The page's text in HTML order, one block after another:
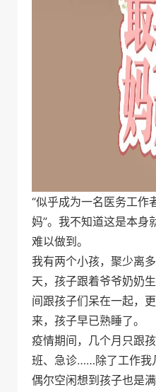
“似乎成为一名医务工作
妈”。我不知道这是本身
难以做到。
我有两个小孩，聚少离
天，孩子跟着爷爷奶奶
间跟孩子们呆在一起，
来，孩子早已熟睡了。
疫情期间，几个月只跟
班、急诊……除了工作我
偶尔空闲想到孩子也是